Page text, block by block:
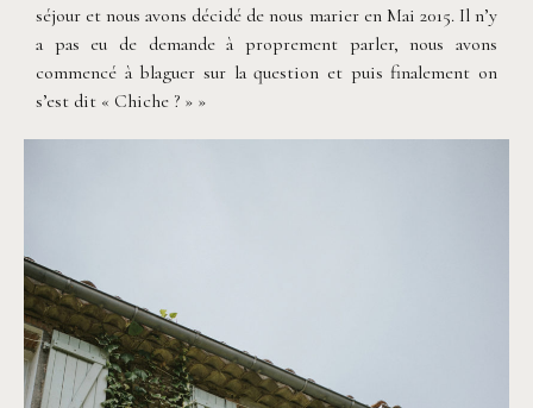
séjour et nous avons décidé de nous marier en Mai 2015. Il n’y
a pas eu de demande à proprement parler, nous avons
commencé à blaguer sur la question et puis finalement on
s’est dit « Chiche ? » »